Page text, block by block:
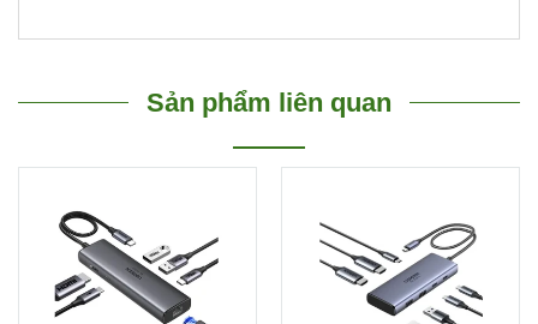
Sản phẩm liên quan